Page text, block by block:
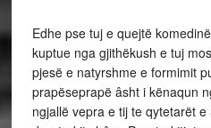
Edhe pse tuj e quejtë
kuptue nga gjithëkush e tuj
pjesë e natyrshme e formimit
prapëseprapë âsht i kënaqun
ngjallë vepra e tij te qytetarët e